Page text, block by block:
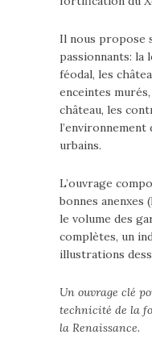
Il nous propose
passionnants: la
féodal, les
enceintes
château, les
l’environnement
urbains.
L’ouvrage
bonnes anenxes
le volume des
complètes, un
illustrations
Un ouvrage clé
technicité de la
la Renaissance.